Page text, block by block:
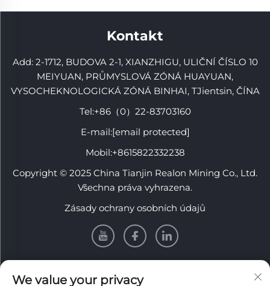
Kontakt
Add: 2-1712, BUDOVA 2-1, XIANZHIGU, ULIČNÍ ČÍSLO 10
MEIYUAN, PRŮMYSLOVÁ ZÓNÁ HUAYUAN,
VYSOCHEKNOLOGICKÁ ZÓNÁ BINHAI, TJientsin, ČÍNA
Tel:+86（0）22-83703160
E-mail:[email protected]
Mobil:+8615822332238
Copyright © 2025 China Tianjin Realon Mining Co., Ltd.
Všechna práva vyhrazena.
Zásady ochrany osobních údajů
INFORMACE
We value your privacy